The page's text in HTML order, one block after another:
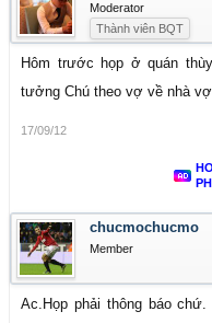
Moderator
Thành viên BQT
Hôm trước họp ở quán
tưởng Chú theo vợ về nhà
17/09/12
chucmochucmo
Member
Ac.Họp phải thông báo